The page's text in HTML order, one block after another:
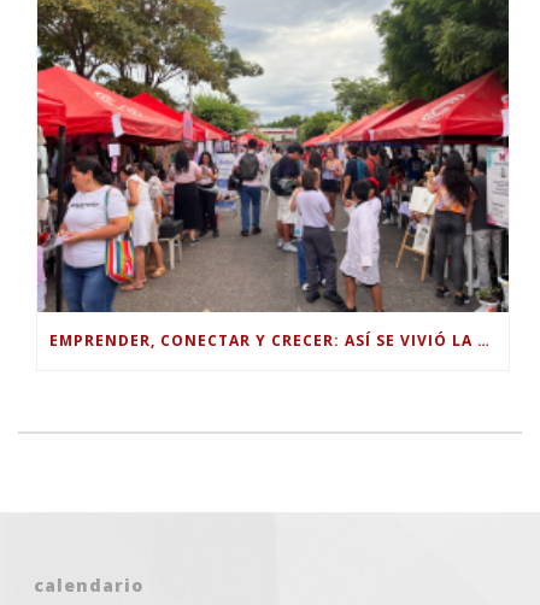
EMPRENDER, CONECTAR Y CRECER: ASÍ SE VIVIÓ LA FERIA EMPRESARIAL PILOTO 2026.
calendario